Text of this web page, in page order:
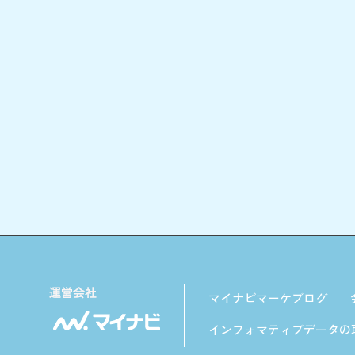
マイナビマーケブログ
インフォマティブデータ